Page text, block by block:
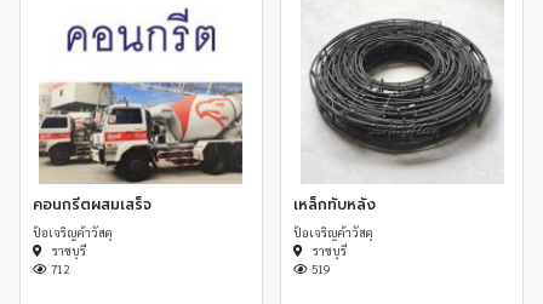
คอนกรีตผสมเสร็จ
ป้อเจริญค้าวัสดุ
ราชบุรี
712
เหล็กทับหลัง
ป้อเจริญค้าวัสดุ
ราชบุรี
519